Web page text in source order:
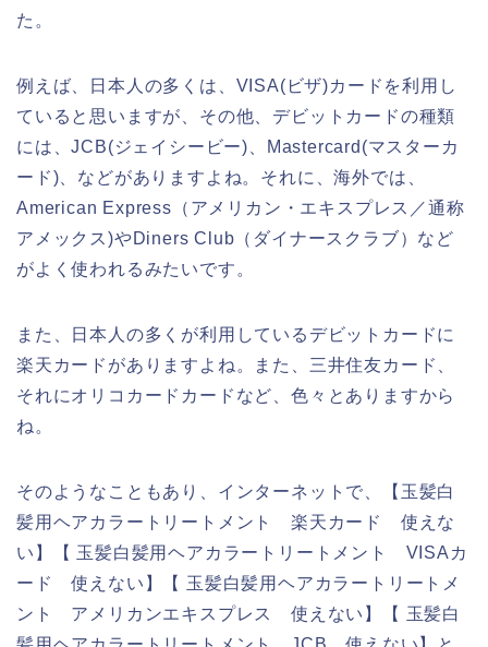
た。
例えば、日本人の多くは、VISA(ビザ)カードを利用し
ていると思いますが、その他、デビットカードの種類
には、JCB(ジェイシービー)、Mastercard(マスターカ
ード)、などがありますよね。それに、海外では、
American Express（アメリカン・エキスプレス／通称
アメックス)やDiners Club（ダイナースクラブ）など
がよく使われるみたいです。
また、日本人の多くが利用しているデビットカードに
楽天カードがありますよね。また、三井住友カード、
それにオリコカードカードなど、色々とありますから
ね。
そのようなこともあり、インターネットで、【玉髪白
髪用ヘアカラートリートメント 楽天カード 使えな
い】【 玉髪白髪用ヘアカラートリートメント VISAカ
ード 使えない】【 玉髪白髪用ヘアカラートリートメ
ント アメリカンエキスプレス 使えない】【 玉髪白